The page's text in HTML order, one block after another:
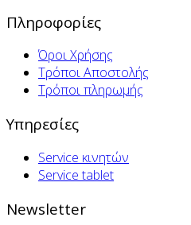
Πληροφορίες
Όροι Χρήσης
Τρόποι Αποστολής
Τρόποι πληρωμής
Υπηρεσίες
Service κινητών
Service tablet
Newsletter